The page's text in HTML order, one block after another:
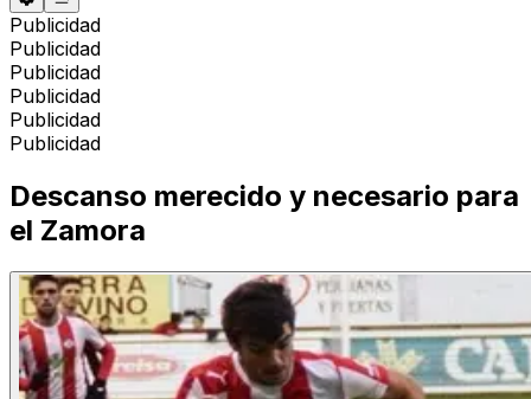
Publicidad
Publicidad
Publicidad
Publicidad
Publicidad
Publicidad
Descanso merecido y necesario para
el Zamora